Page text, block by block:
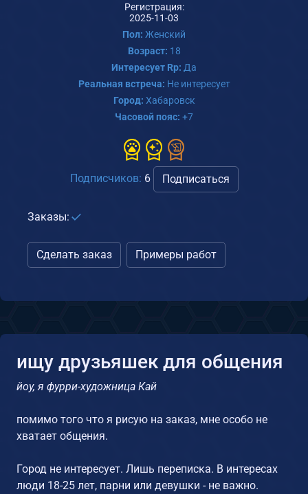
Регистрация:
2025-11-03
Пол: Женский
Возраст: 18
Интересует Rp: Да
Реальная встреча: Не интересует
Город: Хабаровск
Часовой пояс: +7
Подписчиков: 6 Подписаться
Заказы:
Сделать заказ Примеры работ
ищу друзьяшек для общения
йоу, я фурри-художница Кай
помимо того что я рисую на заказ, мне особо не
хватает общения.
Город не интересует. Лишь переписка. В интересах
люди 18-25 лет, парни или девушки - не важно.